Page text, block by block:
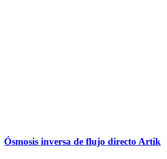
Ósmosis inversa de flujo directo Artik